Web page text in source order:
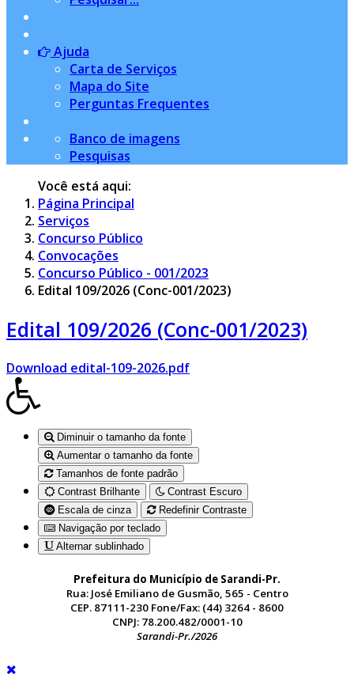
Ajuda
Carta de Serviços
Mapa do Site
Perguntas Frequentes
Banco de imagens
Pesquisas
Você está aqui:
Página Principal
Serviços
Concurso Público
Convocações
Concurso Público - 001/2023
Edital 109/2026 (Conc-001/2023)
Edital 109/2026 (Conc-001/2023)
Download edital-109-2026.pdf
Diminuir o tamanho da fonte
Aumentar o tamanho da fonte
Tamanhos de fonte padrão
Contrast Brilhante
Contrast Escuro
Escala de cinza
Redefinir Contraste
Navigação por teclado
Alternar sublinhado
Prefeitura do Município de Sarandi-Pr.
Rua: José Emiliano de Gusmão, 565 - Centro
CEP. 87111-230 Fone/Fax: (44) 3264 - 8600
CNPJ: 78.200.482/0001-10
Sarandi-Pr./2026